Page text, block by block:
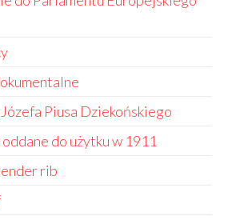
Piusa Dziekońskiego
do użytku w 1911
rib